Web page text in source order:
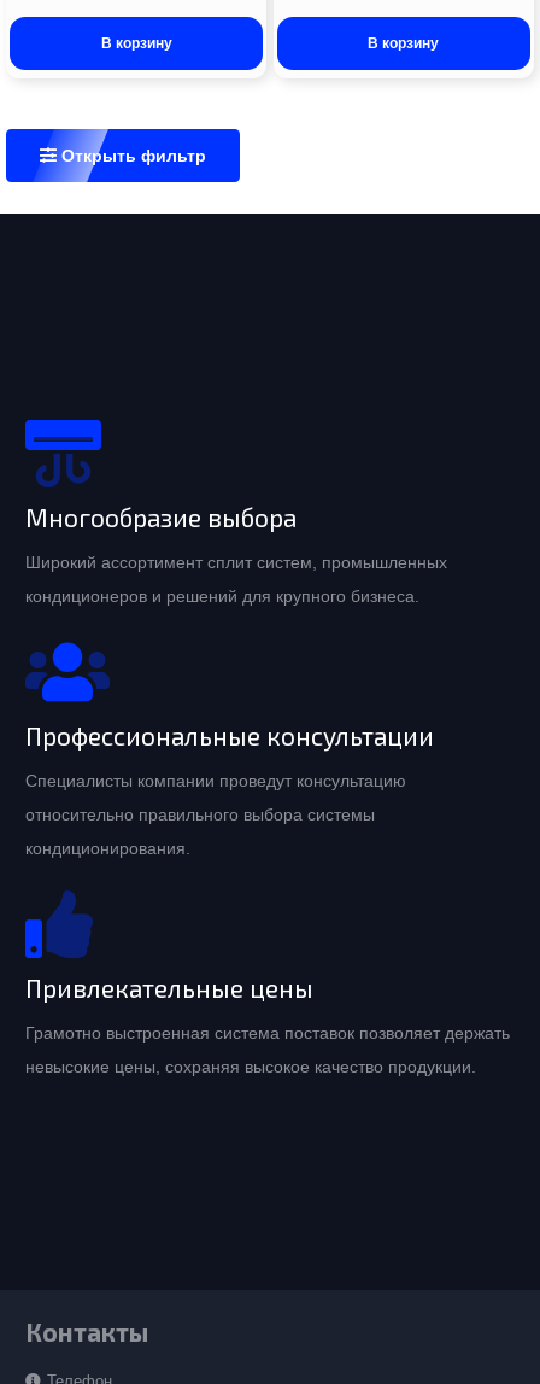
В корзину В корзину
Открыть фильтр
Многообразие выбора
Широкий ассортимент сплит систем, промышленных
кондиционеров и решений для крупного бизнеса.
Профессиональные консультации
Специалисты компании проведут консультацию
относительно правильного выбора системы
кондиционирования.
Привлекательные цены
Грамотно выстроенная система поставок позволяет держать
невысокие цены, сохраняя высокое качество продукции.
Контакты